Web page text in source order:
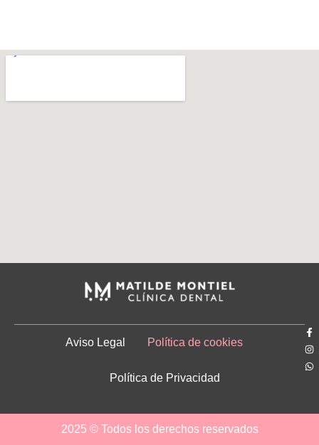
Aviso Legal Política de cookies
Política de Privacidad
2025 © Todos los derechos reservados